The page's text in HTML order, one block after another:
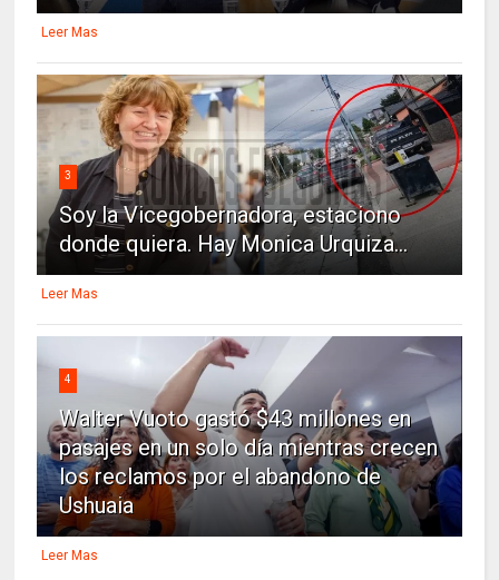
Leer Mas
3
Soy la Vicegobernadora, estaciono
donde quiera. Hay Monica Urquiza...
Leer Mas
4
Walter Vuoto gastó $43 millones en
pasajes en un solo día mientras crecen
los reclamos por el abandono de
Ushuaia
Leer Mas